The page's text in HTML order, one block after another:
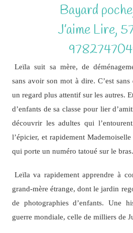
Bayard
J’aime Lire,
Leïla suit sa mère, de
sans avoir son mot à dire. C’est
un regard plus attentif sur les autres.
d’enfants de sa classe pour lier
découvrir les adultes qui
l’épicier, et rapidement
qui porte un numéro tatoué sur le bras.
Leïla va rapidement apprendre à
grand-mère étrange, dont le jardin
de photographies d’enfants. Une
guerre mondiale, celle de milliers de